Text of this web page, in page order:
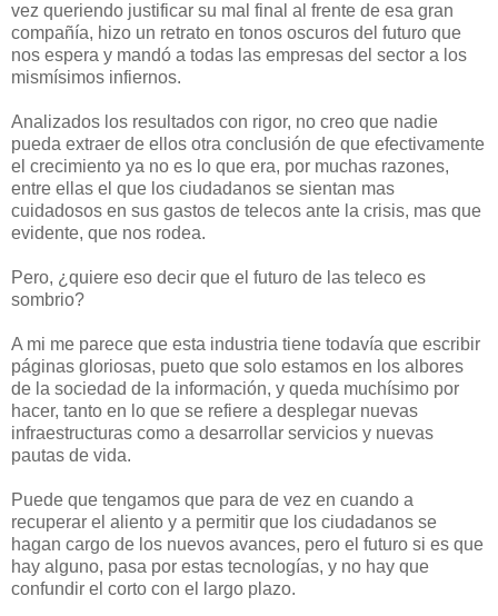
vez queriendo justificar su mal final al frente de esa gran
compañía, hizo un retrato en tonos oscuros del futuro que
nos espera y mandó a todas las empresas del sector a los
mismísimos infiernos.
Analizados los resultados con rigor, no creo que nadie
pueda extraer de ellos otra conclusión de que efectivamente
el crecimiento ya no es lo que era, por muchas razones,
entre ellas el que los ciudadanos se sientan mas
cuidadosos en sus gastos de telecos ante la crisis, mas que
evidente, que nos rodea.
Pero, ¿quiere eso decir que el futuro de las teleco es
sombrio?
A mi me parece que esta industria tiene todavía que escribir
páginas gloriosas, pueto que solo estamos en los albores
de la sociedad de la información, y queda muchísimo por
hacer, tanto en lo que se refiere a desplegar nuevas
infraestructuras como a desarrollar servicios y nuevas
pautas de vida.
Puede que tengamos que para de vez en cuando a
recuperar el aliento y a permitir que los ciudadanos se
hagan cargo de los nuevos avances, pero el futuro si es que
hay alguno, pasa por estas tecnologías, y no hay que
confundir el corto con el largo plazo.